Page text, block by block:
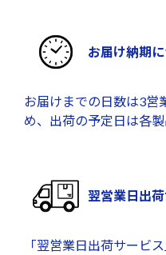
お届け納期
お届けまでの日数は3営
め、出荷の予定日は各
翌営業日出
「翌営業日出荷サービ